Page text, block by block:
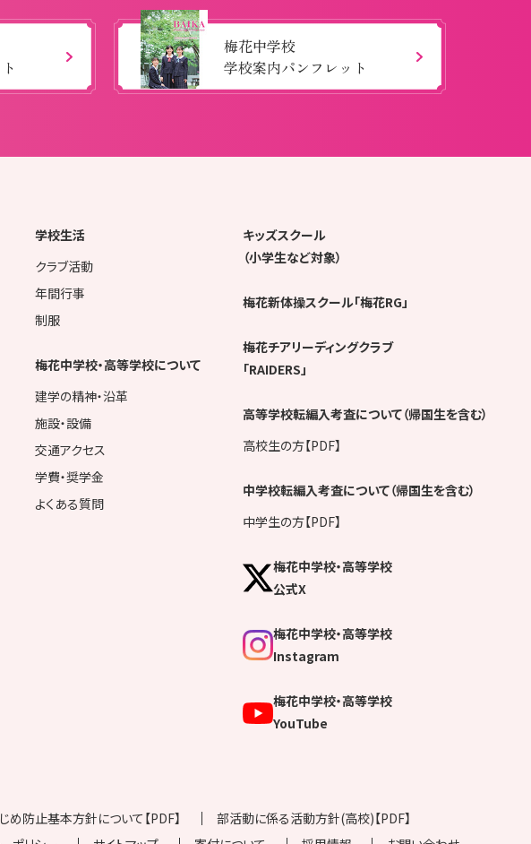
梅花中学校
学校案内パンフレット
学校生活
クラブ活動
年間行事
制服
梅花中学校・高等学校について
建学の精神・沿革
施設・設備
交通アクセス
学費・奨学金
よくある質問
キッズスクール
（小学生など対象）
梅花新体操スクール「梅花RG」
梅花チアリーディングクラブ
「RAIDERS」
高等学校転編入考査について（帰国生を含む）
高校生の方【PDF】
中学校転編入考査について（帰国生を含む）
中学生の方【PDF】
梅花中学校・高等学校
公式X
梅花中学校・高等学校
Instagram
梅花中学校・高等学校
YouTube
め防止基本方針について【PDF】
部活動に係る活動方針(高校)【PDF】